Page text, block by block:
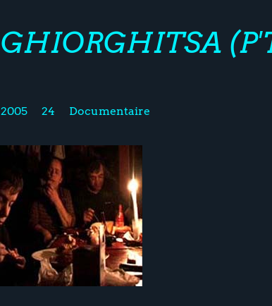
GHIORGHITSA
2005 24 Documentaire